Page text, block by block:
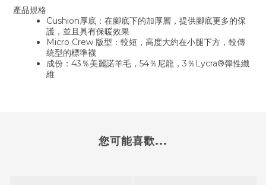
產品規格
Cushion厚底：在腳底下的加厚層，提供腳底更多的保
護，並且具有保暖效果
Micro Crew 版型：較短，高度大約在小腿下方，較傳
統型的標準襪
成份：43％美麗諾羊毛，54％尼龍，3％Lycra®彈性纖
維
您可能喜歡...